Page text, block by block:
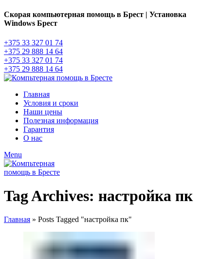
Скорая компьютерная помощь в Брест | Установка
Windows Брест
+375 33 327 01 74
+375 29 888 14 64
+375 33 327 01 74
+375 29 888 14 64
Главная
Условия и сроки
Наши цены
Полезная информация
Гарантия
О нас
Menu
Tag Archives: настройка пк
Главная » Posts Tagged "настройка пк"